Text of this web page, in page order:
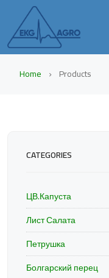
Home Products
CATEGORIES
ЦВ.Капуста
Лист Салата
Петрушка
Болгарский перец